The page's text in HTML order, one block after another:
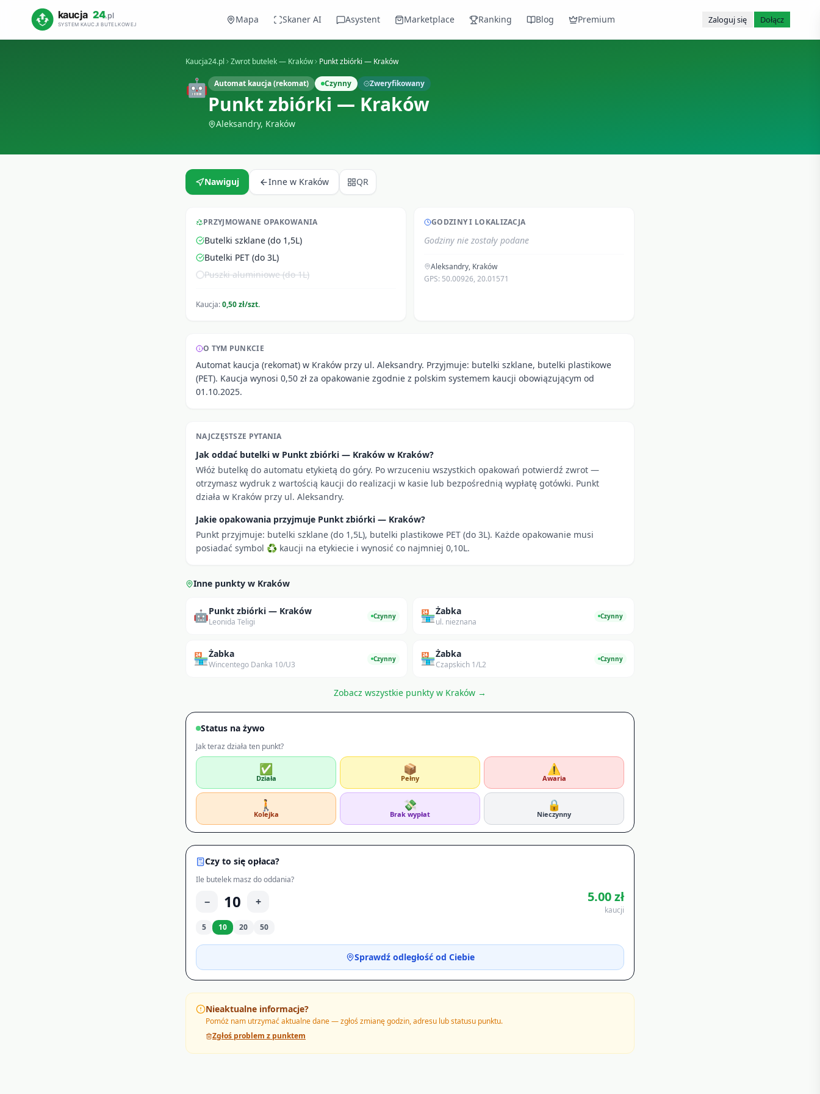
Mapa Skaner AI Asystent Marketplace Ranking Blog Premium Zaloguj się Dołącz
Kaucja24.pl Zwrot butelek — Kraków Punkt zbiórki — Kraków
🤖 Automat kaucja (rekomat) Czynny Zweryfikowany
Punkt zbiórki — Kraków
Aleksandry, Kraków
Nawiguj Inne w Kraków QR
PRZYJMOWANE OPAKOWANIA
Butelki szklane (do 1,5L)
Butelki PET (do 3L)
Puszki aluminiowe (do 1L)
Kaucja:0,50 zł/szt.
GODZINY I LOKALIZACJA
Godziny nie zostały podane
Aleksandry, Kraków
GPS: 50.00926, 20.01571
O TYM PUNKCIE
Automat kaucja (rekomat) w Kraków przy ul. Aleksandry. Przyjmuje: butelki szklane, butelki plastikowe
(PET). Kaucja wynosi 0,50 zł za opakowanie zgodnie z polskim systemem kaucji obowiązującym od
01.10.2025.
NAJCZĘSTSZE PYTANIA
Jak oddać butelki w Punkt zbiórki — Kraków w Kraków?
Włóż butelkę do automatu etykietą do góry. Po wrzuceniu wszystkich opakowań potwierdź zwrot —
otrzymasz wydruk z wartością kaucji do realizacji w kasie lub bezpośrednią wypłatę gotówki. Punkt
działa w Kraków przy ul. Aleksandry.
Jakie opakowania przyjmuje Punkt zbiórki — Kraków?
Punkt przyjmuje: butelki szklane (do 1,5L), butelki plastikowe PET (do 3L). Każde opakowanie musi
posiadać symbol ♻ kaucji na etykiecie i wynosić co najmniej 0,10L.
Inne punkty w Kraków
🤖Punkt zbiórki — Kraków
Leonida Teligi
Czynny 🏪Żabka
ul. nieznana
Czynny
🏪Żabka
Wincentego Danka 10/U3
Czynny 🏪Żabka
Czapskich 1/L2
Czynny
Zobacz wszystkie punkty w Kraków →
Status na żywo
Jak teraz działa ten punkt?
✅
Działa
📦
Pełny
⚠️
Awaria
🚶
Kolejka
💸
Brak wypłat
🔒
Nieczynny
Czy to się opłaca?
Ile butelek masz do oddania?
− 10 + 5.00zł
kaucji
5
10 20 50
Sprawdź odległość od Ciebie
Nieaktualne informacje?
Pomóż nam utrzymać aktualne dane — zgłoś zmianę godzin, adresu lub statusu punktu.
Zgłoś problem z punktem